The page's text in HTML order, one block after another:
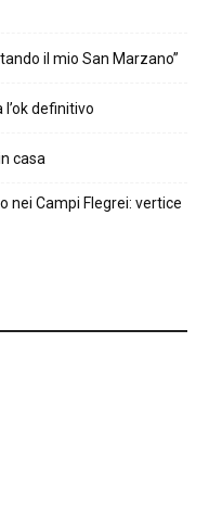
il mio San Marzano”
definitivo
casa
nei Campi Flegrei: vertice